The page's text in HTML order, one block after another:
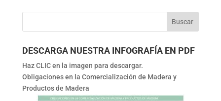
DESCARGA NUESTRA INFOGRAFÍA EN PDF
Haz CLIC en la imagen para descargar.
Obligaciones en la Comercialización de Madera y
Productos de Madera